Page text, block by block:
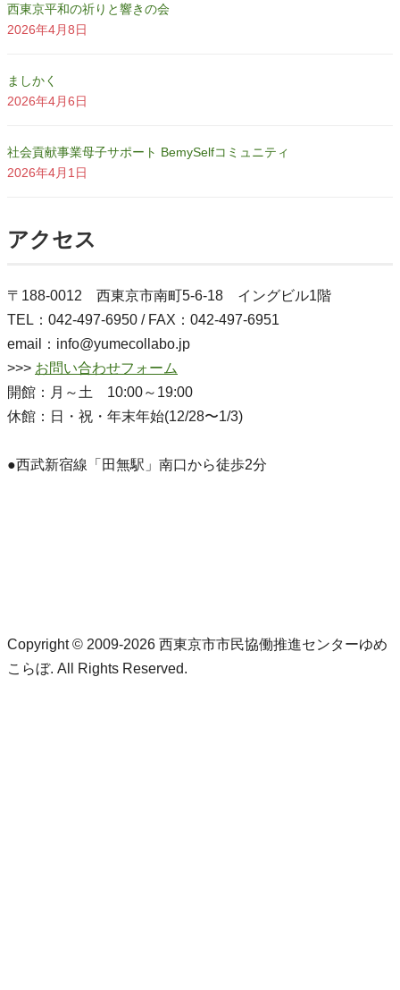
西東京平和の祈りと響きの会
2026年4月8日
ましかく
2026年4月6日
社会貢献事業母子サポート BemySelfコミュニティ
2026年4月1日
アクセス
〒188-0012 西東京市南町5-6-18 イングビル1階
TEL：042-497-6950 / FAX：042-497-6951
email：info@yumecollabo.jp
>>> お問い合わせフォーム
開館：月～土 10:00～19:00
休館：日・祝・年末年始(12/28〜1/3)
●西武新宿線「田無駅」南口から徒歩2分
Copyright © 2009-2026 西東京市市民協働推進センターゆめ
こらぼ. All Rights Reserved.